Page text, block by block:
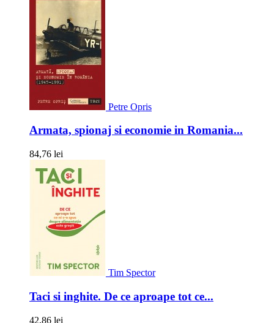
Petre Opris
Armata, spionaj si economie in Romania...
84,76 lei
Tim Spector
Taci si inghite. De ce aproape tot ce...
42,86 lei